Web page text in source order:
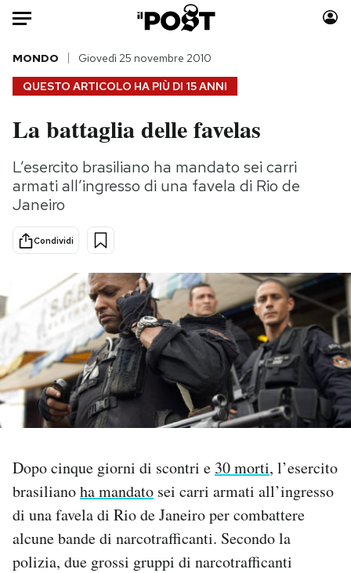
Auto
HOME
Italia
Politica
Tecnologia
Scienza
Economia
Sport
Moda
Consumismi
Altrecose
Mondiali calcio 2026
PODCAST
I MIEI PREFERITI
SHOP
QUESTO ARTICOLO HA PIÙ DI 15 ANNI
MONDO Giovedì 25 novembre 2010
La battaglia delle favelas
L’esercito brasiliano ha mandato sei carri
armati all’ingresso di una favela di Rio de
Janeiro
Condividi
Dopo cinque giorni di scontri e 30 morti, l’esercito
brasilianoha mandato sei carri armati all’ingresso
di una favela di Rio de Janeiro per combattere
alcune bande di narcotrafficanti. Secondo la
polizia, due grossi gruppi di narcotrafficanti